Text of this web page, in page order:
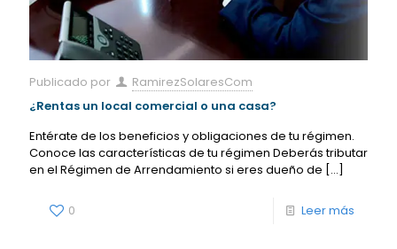
Publicado por
RamirezSolaresCom
¿Rentas un local comercial o una casa?
Entérate de los beneficios y obligaciones de tu régimen.
Conoce las características de tu régimen Deberás tributar
en el Régimen de Arrendamiento si eres dueño de […]
0 Leer más